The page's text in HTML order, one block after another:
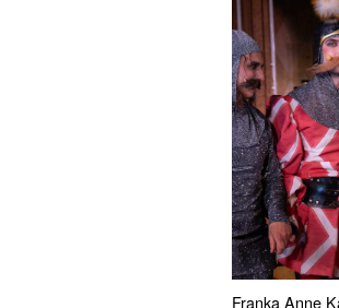
Franka Anne